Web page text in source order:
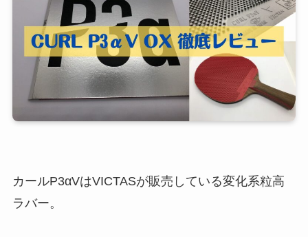
カールP3αVはVICTASが販売している変化系粒高
ラバー。